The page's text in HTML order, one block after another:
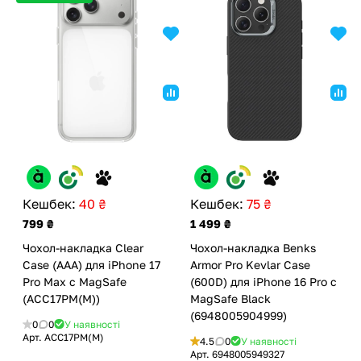
Кешбек: 40 ₴
799 ₴
Чохол-накладка Clear
Case (AAA) для iPhone 17
Pro Max с MagSafe
(ACC17PM(M))
0 0
У наявності
Арт. ACC17PM(M)
Кешбек: 75 ₴
1 499 ₴
Чохол-накладка Benks
Armor Pro Kevlar Case
(600D) для iPhone 16 Pro с
MagSafe Black
(6948005904999)
4.5 0
У наявності
Арт. 6948005949327